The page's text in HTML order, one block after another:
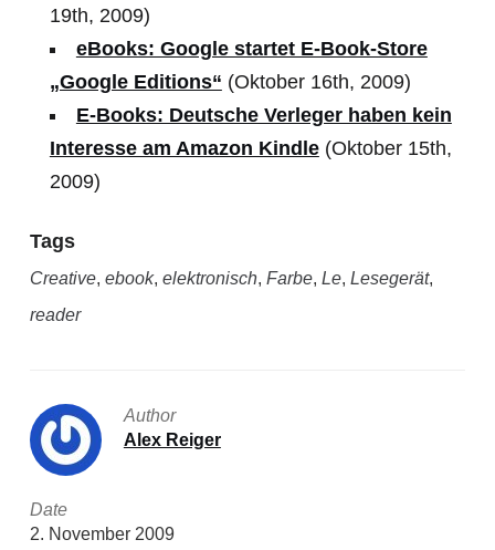
19th, 2009)
eBooks: Google startet E-Book-Store
„Google Editions“ (Oktober 16th, 2009)
E-Books: Deutsche Verleger haben kein
Interesse am Amazon Kindle(Oktober 15th,
2009)
Tags
Creative, ebook, elektronisch, Farbe, Le, Lesegerät,
reader
Author
Alex Reiger
Date
2. November 2009